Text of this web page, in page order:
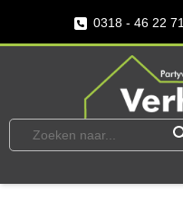
0318 - 46 22 71